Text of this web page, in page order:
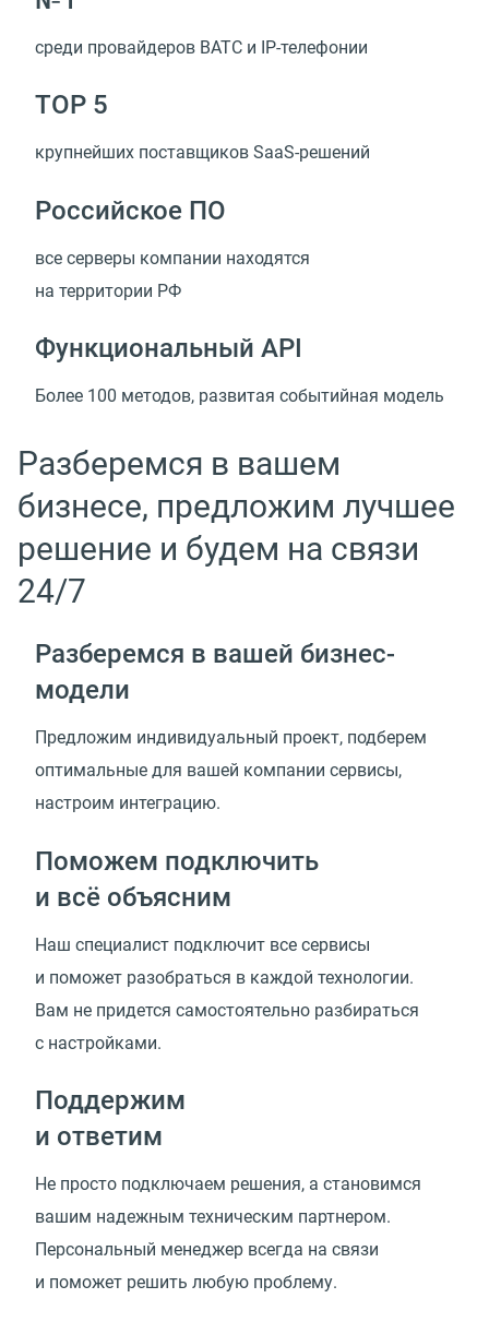
среди провайдеров ВАТС и IP-телефонии
TOP 5
крупнейших поставщиков SaaS-решений
Российское ПО
все серверы компании находятся
на территории РФ
Функциональный API
Более 100 методов, развитая событийная модель
Разберемся в вашем
бизнесе, предложим лучшее
решение и будем на связи
24/7
Разберемся в вашей бизнес-
модели
Предложим индивидуальный проект, подберем
оптимальные для вашей компании сервисы,
настроим интеграцию.
Поможем подключить
и всё объясним
Наш специалист подключит все сервисы
и поможет разобраться в каждой технологии.
Вам не придется самостоятельно разбираться
с настройками.
Поддержим
и ответим
Не просто подключаем решения, а становимся
вашим надежным техническим партнером.
Персональный менеджер всегда на связи
и поможет решить любую проблему.